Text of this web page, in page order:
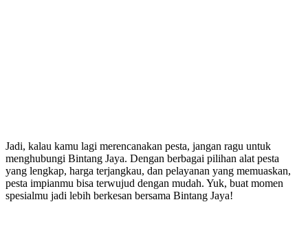
Jadi, kalau kamu lagi merencanakan pesta, jangan ragu untuk
menghubungi Bintang Jaya. Dengan berbagai pilihan alat pesta
yang lengkap, harga terjangkau, dan pelayanan yang memuaskan,
pesta impianmu bisa terwujud dengan mudah. Yuk, buat momen
spesialmu jadi lebih berkesan bersama Bintang Jaya!